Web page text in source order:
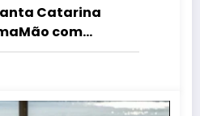
Catarina
com
de teatro de